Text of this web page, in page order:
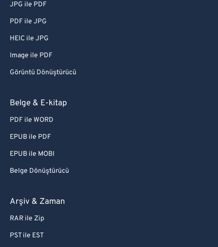
JPG ile PDF
PDF ile JPG
HEIC ile JPG
Image ile PDF
Görüntü Dönüştürücü
Belge & E-kitap
PDF ile WORD
EPUB ile PDF
EPUB ile MOBI
Belge Dönüştürücü
Arşiv & Zaman
RAR ile Zip
PST ile EST